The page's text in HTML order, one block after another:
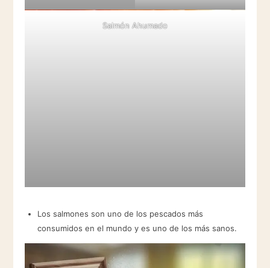
Salmón Ahumado
Los salmones son uno de los pescados más
consumidos en el mundo y es uno de los más sanos.